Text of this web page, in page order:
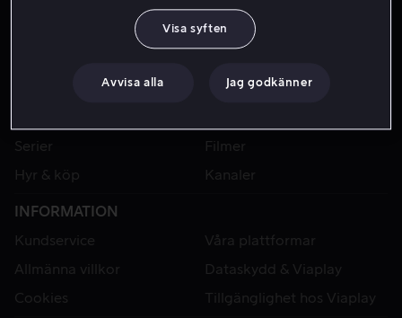
Serier
Filmer
Hyr & köp
Kanaler
INFORMATION
Kundservice
Våra plattformar
Allmänna villkor
Dataskydd & Viaplay
Cookies
Tillgänglighet hos Viaplay
Visa syften
Avvisa alla Jag godkänner